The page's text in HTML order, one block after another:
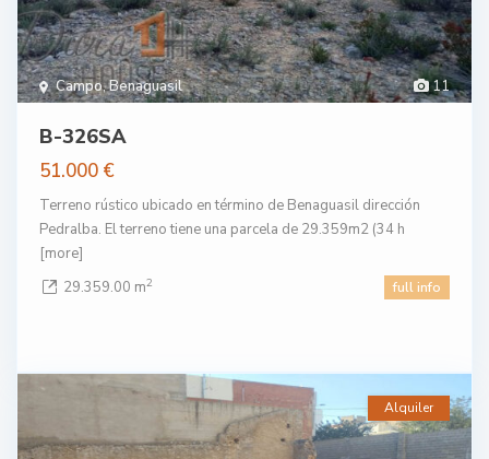
11
Campo,Benaguasil
B-326SA
51.000 €
Terreno rústico ubicado en término de Benaguasil dirección
Pedralba. El terreno tiene una parcela de 29.359m2 (34 h
[more]
29.359.00 m2 full info
Alquiler